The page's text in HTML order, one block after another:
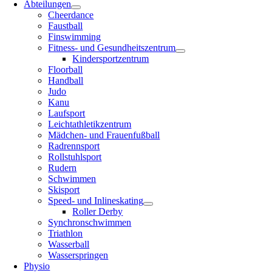
Abteilungen
Cheerdance
Faustball
Finswimming
Fitness- und Gesundheitszentrum
Kindersportzentrum
Floorball
Handball
Judo
Kanu
Laufsport
Leichtathletikzentrum
Mädchen- und Frauenfußball
Radrennsport
Rollstuhlsport
Rudern
Schwimmen
Skisport
Speed- und Inlineskating
Roller Derby
Synchronschwimmen
Triathlon
Wasserball
Wasserspringen
Physio